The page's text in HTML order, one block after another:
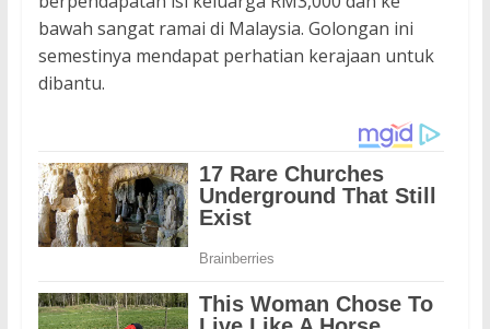
bawah sangat ramai di Malaysia. Golongan ini
semestinya mendapat perhatian kerajaan untuk
dibantu.